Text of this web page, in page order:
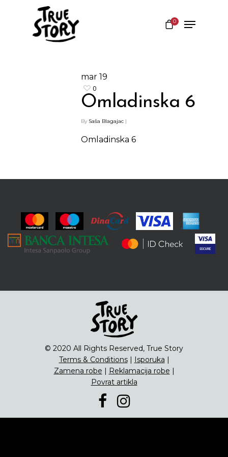
0
mar 19
0
Omladinska 6
By Saša Blagajac |
Omladinska 6
© 2020 All Rights Reserved, True Story
Terms & Conditions| Isporuka |
Zamena robe | Reklamacija robe |
Povrat artikla
Shop
Barovi
Čipsevi
ENG